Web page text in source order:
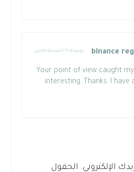
binance
: يونيو ١٨, ٢٠٢٦ الساعة ١١:٢٤ ص
Your point of view caught
interesting. Thanks. I have
الإلكتروني. الحقول